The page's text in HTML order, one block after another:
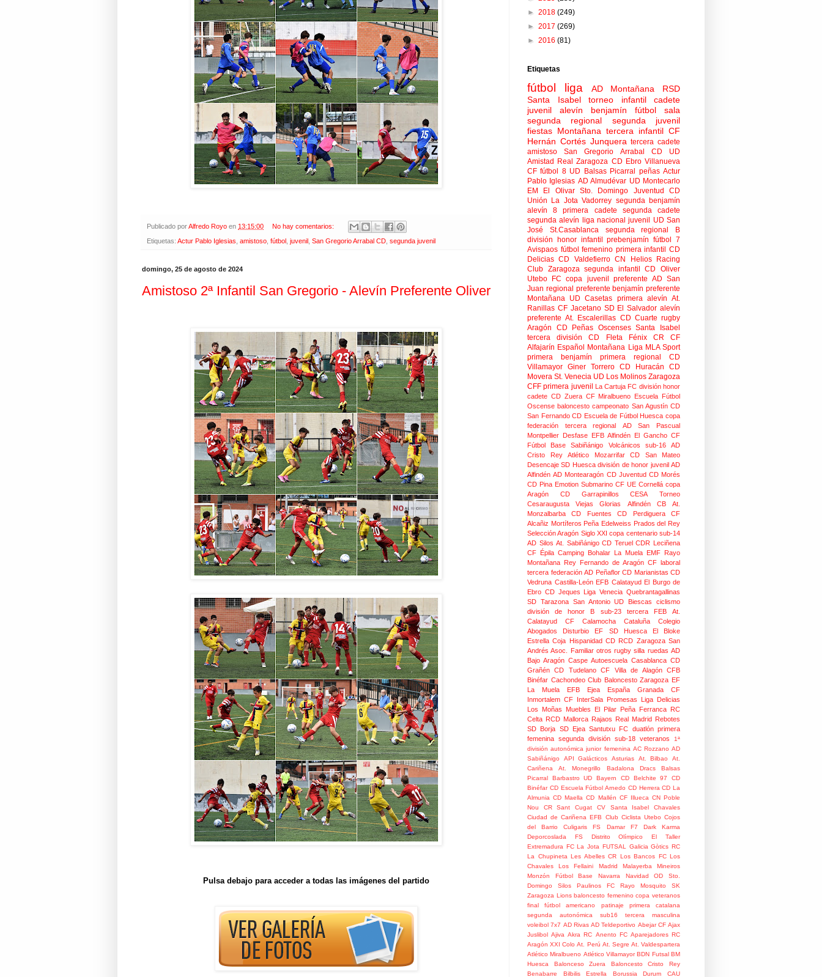
Publicado porAlfredo Royo en 13:15:00 No hay comentarios:
Etiquetas: Actur Pablo Iglesias amistoso fútbol juvenil San Gregorio Arrabal CD segunda juvenil
domingo, 25 de agosto de 2024
Amistoso 2ª Infantil San Gregorio - Alevín Preferente Oliver
Pulsa debajo para acceder a todas las imágenes del partido
► 2018 (249)
► 2017 (269)
► 2016 (81)
Etiquetas
fútbol liga AD Montañana
RSD
Santa Isabel
torneo infantil
cadete
juvenil
alevín benjamín
fútbol sala
segunda regional
segunda juvenil
fiestas Montañana tercera infantil CF
Hernán Cortés Junquera tercera cadete
amistoso
San Gregorio Arrabal CD
UD
Amistad
Real Zaragoza CD Ebro Villanueva
CF fútbol 8 UD Balsas Picarral peñas Actur
Pablo Iglesias AD Almudévar UD Montecarlo
EM El Olivar Sto. Domingo Juventud
CD
Unión La Jota Vadorrey segunda benjamín
alevín 8
primera cadete
segunda cadete
segunda alevín
liga nacional juvenil
UD San
José
St.Casablanca
segunda regional B
división honor infantil
prebenjamín fútbol 7
Avispaos fútbol femenino primera infantil
CD
Delicias CD Valdefierro CN Helios
Racing
Club Zaragoza segunda infantil
CD Oliver
Utebo FC copa juvenil preferente AD San
Juan regional preferente benjamín preferente
Montañana UD Casetas primera alevín At.
Ranillas CF Jacetano SD El Salvador alevín
preferente At. Escalerillas CD Cuarte rugby
Aragón
CD Peñas Oscenses Santa Isabel
tercera división
CD Fleta Fénix CR
CF
Alfajarín Español Montañana Liga MLA Sport
primera benjamín
primera regional
CD
Villamayor Giner Torrero CD Huracán
CD
Movera St. Venecia UD Los Molinos Zaragoza
CFF primera juvenil La Cartuja FC división honor
cadete CD Zuera CF Miralbueno Escuela Fútbol
Oscense baloncesto campeonato San Agustín CD
San Fernando CD Escuela de Fútbol Huesca copa
federación
tercera regional
AD San Pascual
Montpellier Desfase EFB Alfindén El Gancho CF
Fútbol Base Sabiñánigo
Volcánicos sub-16
AD
Cristo Rey
Atlético Mozarrifar
CD San Mateo
Desencaje SD Huesca división de honor juvenil AD
Alfindén AD Montearagón CD Juventud CD Morés
CD Pina Emotion Submarino CF UE Cornellá copa
Aragón
CD Garrapinillos CESA
Torneo
Cesaraugusta
Viejas Glorias Alfindén CB
At.
Monzalbarba
CD Fuentes CD Perdiguera
CF
Alcañiz Mortíferos Peña Edelweiss Prados del Rey
Selección Aragón Siglo XXI copa centenario sub-14
AD Silos At. Sabiñánigo CD Teruel CDR Leciñena
CF Épila Camping Bohalar La Muela EMF Rayo
Montañana Rey Fernando de Aragón CF laboral
tercera federación AD Peñaflor CD Marianistas CD
Vedruna Castilla-León EFB Calatayud El Burgo de
Ebro CD Jeques Liga Venecia Quebrantagallinas
SD Tarazona San Antonio UD Biescas
ciclismo
división de honor B
sub-23 tercera FEB
At.
Calatayud
CF Calamocha Cataluña
Colegio
Abogados
Disturbio EF SD Huesca
El Bloke
Estrella Coja Hispanidad CD RCD Zaragoza San
Andrés Asoc. Familiar otros rugby silla ruedas AD
Bajo Aragón Caspe Autoescuela Casablanca CD
Grañén
CD Tudelano CF Villa de Alagón
CFB
Binéfar Cachondeo Club Baloncesto Zaragoza EF
La Muela
EFB Ejea España
Granada CF
Inmortalem CF InterSala Promesas
Liga Delicias
Los Moñas
Muebles El Pilar Peña Ferranca RC
Celta RCD Mallorca Rajaos Real Madrid Rebotes
SD Borja SD Ejea Santutxu FC duatlón primera
femenina segunda división sub-18 veteranos
1ª
división autonómica junior femenina AC Rozzano AD
Sabiñánigo
API Galácticos Asturias At. Bilbao
At.
Cariñena
At. Monegrillo Badalona Dracs
Balsas
Picarral
Barbastro UD Bayern CD Belchite 97
CD
Binéfar CD Escuela Fútbol Arnedo CD Herrera CD La
Almunia CD Maella CD Mallén CF Illueca CN Poble
Nou
CR Sant Cugat CV Santa Isabel
Chavales
Ciudad de Cariñena EFB
Club Ciclista Utebo Cojos
del Barrio
Culigaris FS Damar F7
Dark Karma
Deporcoslada FS
Distrito Olímpico
El Taller
Extremadura FC La Jota FUTSAL Galicia Gòtics RC
La Chupineta Les Abelles CR Los Bancos FC Los
Chavales
Los Fellaini Madrid Malayerba
Mineiros
Monzón Fútbol Base
Navarra Navidad
OD Sto.
Domingo Silos
Paulinos FC Rayo Mosquito
SK
Zaragoza Lions baloncesto femenino copa veteranos
final
fútbol americano patinaje
primera catalana
segunda autonómica
sub16
tercera masculina
voleibol 7x7 AD Rivas AD Teldeportivo Abejar CF Ajax
Juslibol Ajiva Akra RC Anento FC Aparejadores RC
Aragón XXI Colo At. Perú At. Segre At. Valdespartera
Atlético Miralbueno Atlético Villamayor BDN Futsal BM
Huesca
Balonceso Zuera
Baloncesto Cristo Rey
Benabarre
Bilbilis Estrella Borussia Durum CAU